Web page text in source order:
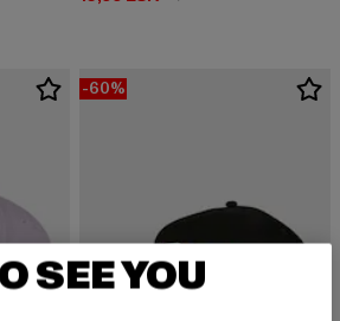
-60%
SEE YOU